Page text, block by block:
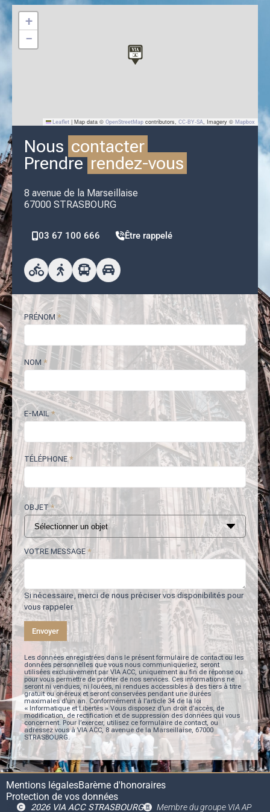
Nous contacter
Prendre rendez-vous
8 avenue de la Marseillaise
67000 STRASBOURG
03 67 100 666 Être rappelé
+
−
Leaflet | Map data © OpenStreetMap contributors, CC-BY-SA, Imagery © Mapbox
PRÉNOM *
NOM *
E-MAIL*
TÉLÉPHONE*
OBJET*
VOTRE MESSAGE*
Si nécessaire, merci de nous préciser vos disponibilités pour
vous rappeler
Envoyer
Les données enregistrées dans le présent formulaire de contact ou les
données personnelles que vous nous communiqueriez, seront
utilisées exclusivement par VIA ACC, uniquement au fin de réponse ou
pour vous permettre de profiter de nos services. Ces informations ne
seront ni vendues, ni louées, ni rendues accessibles à des tiers à titre
gratuit ou onéreux et seront conservées pendant une durées
maximales d’un an. Conformément à l’article 34 de la loi
« Informatique et Libertés » Vous disposez d’un droit d’accès, de
modification, de rectification et de suppression des données qui vous
concernent. Pour l’exercer, utilisez ce formulaire de contact, ou
adressez vous à VIA ACC, 8 avenue de la Marseillaise, 67000
STRASBOURG.
Mentions légalesBarème d'honoraires
Protection de vos données
2026 VIA ACC STRASBOURG Membre du groupe VIA AP